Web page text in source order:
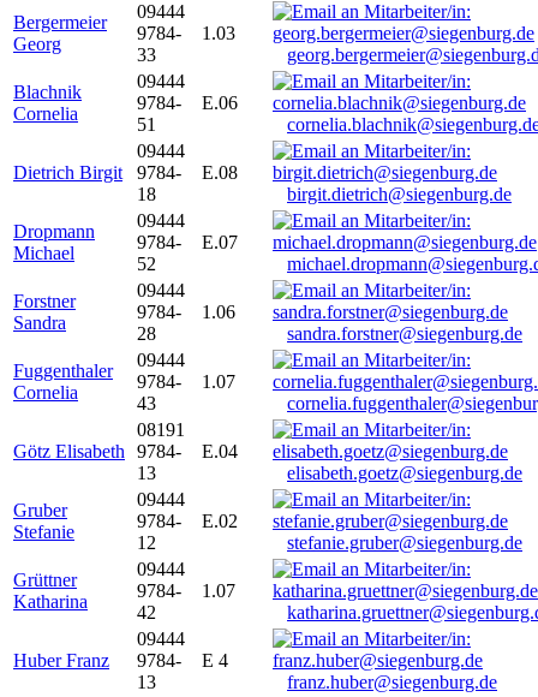
Bergermeier
Georg
09444
9784-
33
1.03
Blachnik
Cornelia
09444
9784-
51
E.06
Dietrich Birgit
09444
9784-
18
E.08
birgit.dietrich@siegenburg.de
Dropmann
Michael
09444
9784-
52
E.07
Forstner
Sandra
09444
9784-
28
1.06
sandra.forstner@siegenburg.de
Fuggenthaler
Cornelia
09444
9784-
43
1.07
Götz Elisabeth
08191
9784-
13
E.04
elisabeth.goetz@siegenburg.de
Gruber
Stefanie
09444
9784-
12
E.02
stefanie.gruber@siegenburg.de
Grüttner
Katharina
09444
9784-
42
1.07
Huber Franz
09444
9784-
13
E 4
franz.huber@siegenburg.de